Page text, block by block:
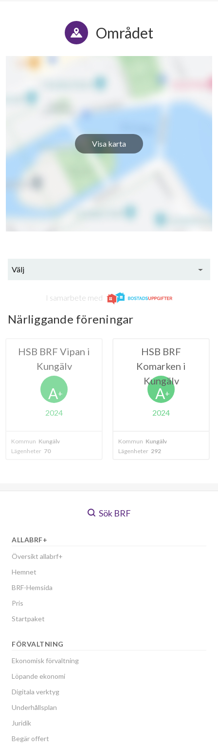
Området
Visa karta
Välj
I samarbete med
Närliggande föreningar
Vipan i
Sök BRF
ALLABRF+
Översikt allabrf+
Hemnet
BRF-Hemsida
Pris
Startpaket
FÖRVALTNING
Ekonomisk förvaltning
Löpande ekonomi
Digitala verktyg
Underhållsplan
Juridik
Begär offert